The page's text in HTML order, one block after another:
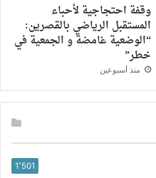
وقفة احتجاجية لأحباء
المستقبل الرياضي بالقصرين:
“الوضعية غامضة و الجمعية في
خطر”
منذ أسبوعين
1٬501